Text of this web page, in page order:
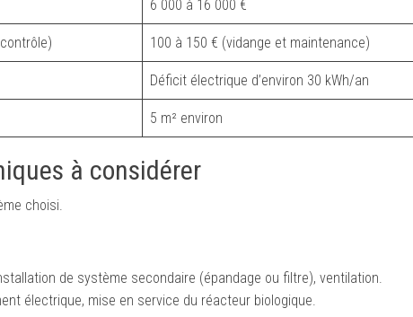
6 000 à 16 000 €
100 à 150 € (vidange et maintenance)
Déficit électrique d’environ 30 kWh/an
5 m² environ
à considérer
choisi.
de système secondaire (épandage ou filtre), ventilation.
électrique, mise en service du réacteur biologique.